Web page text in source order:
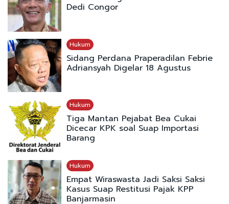
Dedi Congor
Hukum
Sidang Perdana Praperadilan Febrie
Adriansyah Digelar 18 Agustus
Hukum
Tiga Mantan Pejabat Bea Cukai
Dicecar KPK soal Suap Importasi
Barang
Hukum
Empat Wiraswasta Jadi Saksi Saksi
Kasus Suap Restitusi Pajak KPP
Banjarmasin